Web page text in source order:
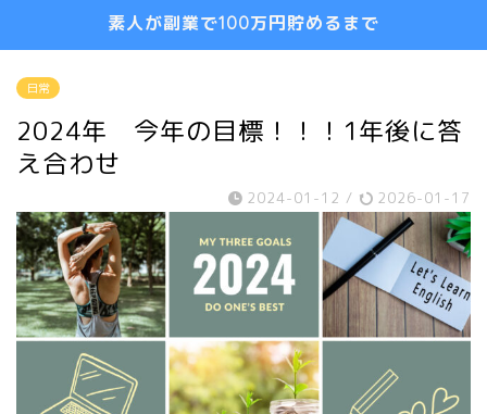
素人が副業で100万円貯めるまで
日常
2024年 今年の目標！！！1年後に答
え合わせ
2024-01-12 / 2026-01-17